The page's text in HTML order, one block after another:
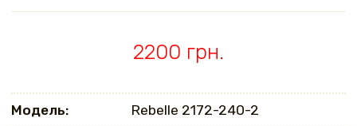
2200 грн.
Модель: Rebelle 2172-240-2